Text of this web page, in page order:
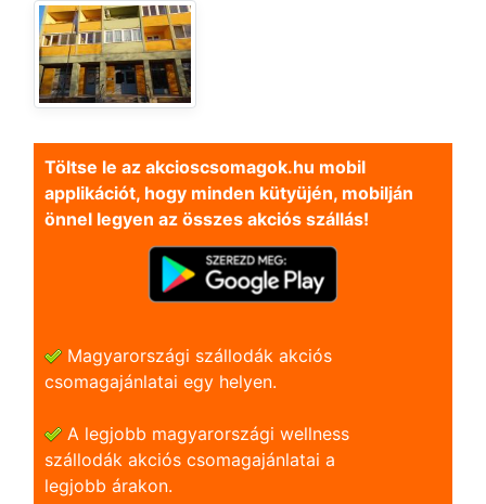
Töltse le az akcioscsomagok.hu mobil
applikációt, hogy minden kütyüjén, mobilján
önnel legyen az összes akciós szállás!
Magyarországi szállodák akciós
csomagajánlatai egy helyen.
A legjobb magyarországi wellness
szállodák akciós csomagajánlatai a
legjobb árakon.